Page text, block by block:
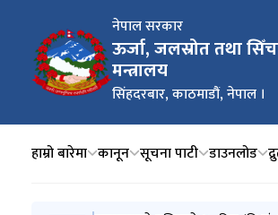
नेपाल सरकार
ऊर्जा, जलस्रोत तथा
मन्त्रालय
सिंहदरबार, काठमाडौं, नेपाल ।
हाम्रो बारेमा कानून सूचना पाटी डाउनलोड